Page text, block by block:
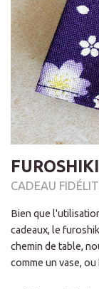
CADEAU
Bien que
cadeaux, le
chemin de table,
comme un vase,